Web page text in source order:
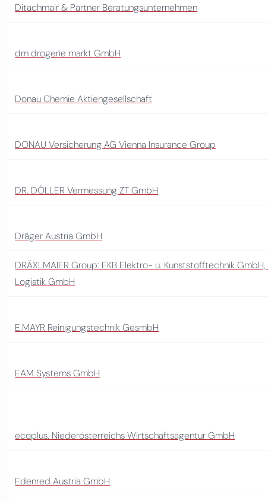
Ditachmair & Partner Beratungsunternehmen
dm drogerie markt GmbH
Donau Chemie Aktiengesellschaft
DONAU Versicherung AG Vienna Insurance Group
DR. DÖLLER Vermessung ZT GmbH
Dräger Austria GmbH
DRÄXLMAIER Group: EKB Elektro- u. Kunststofftechnik
Logistik GmbH
E.MAYR Reinigungstechnik GesmbH
EAM Systems GmbH
ecoplus. Niederösterreichs Wirtschaftsagentur GmbH
Edenred Austria GmbH